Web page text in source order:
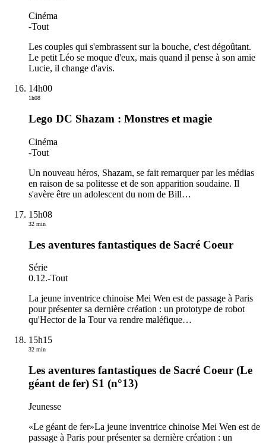
Cinéma
-Tout
Les couples qui s'embrassent sur la bouche, c'est dégoûtant.
Le petit Léo se moque d'eux, mais quand il pense à son amie
Lucie, il change d'avis.
14h00
1h08
Lego DC Shazam : Monstres et magie
Cinéma
-Tout
Un nouveau héros, Shazam, se fait remarquer par les médias
en raison de sa politesse et de son apparition soudaine. Il
s'avère être un adolescent du nom de Bill…
15h08
32 min
Les aventures fantastiques de Sacré Coeur
Série
0.12.-Tout
La jeune inventrice chinoise Mei Wen est de passage à Paris
pour présenter sa dernière création : un prototype de robot
qu'Hector de la Tour va rendre maléfique…
15h15
32 min
Les aventures fantastiques de Sacré Coeur (Le
géant de fer) S1 (n°13)
Jeunesse
«Le géant de fer»La jeune inventrice chinoise Mei Wen est de
passage à Paris pour présenter sa dernière création : un